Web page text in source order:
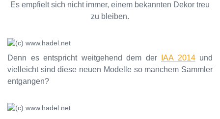
Es empfielt sich nicht immer, einem bekannten Dekor treu
zu bleiben.
Denn es entspricht weitgehend dem der IAA 2014und
vielleicht sind diese neuen Modelle so manchem Sammler
entgangen?